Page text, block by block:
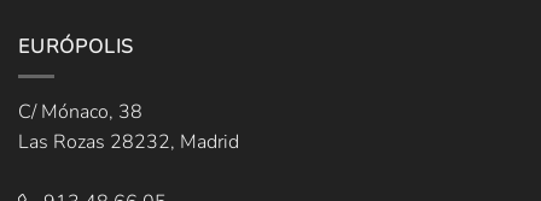
EURÓPOLIS
C/ Mónaco, 38
Las Rozas 28232, Madrid